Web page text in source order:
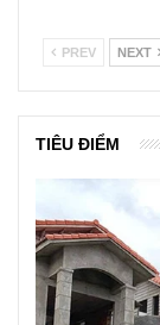
PREV NEXT
TIÊU ĐIỂM